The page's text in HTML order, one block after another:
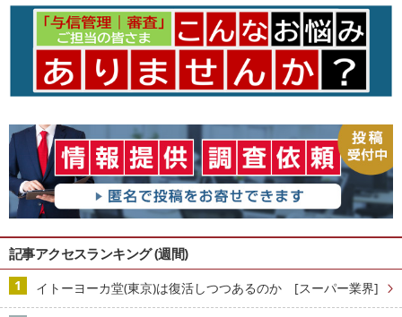
記事アクセスランキング (週間)
イトーヨーカ堂(東京)は復活しつつあるのか [スーパー業界]